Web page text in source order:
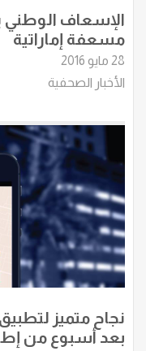
الإسعاف الوطني
مسعفة إماراتية
28 مايو 2016
الأخبار الصحفية
نجاح متميز
بعد أسبوع من